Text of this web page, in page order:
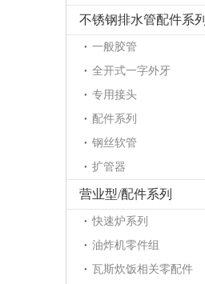
不锈钢排水管配件系列
一般胶管
全开式一字外牙
专用接头
配件系列
钢丝软管
扩管器
营业型/配件系列
快速炉系列
油炸机零件组
瓦斯炊饭相关零配件